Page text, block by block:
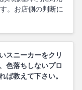
。お店側の判断に
スニーカーをクリ
色落ちしないプロ
ば教えて下さい。